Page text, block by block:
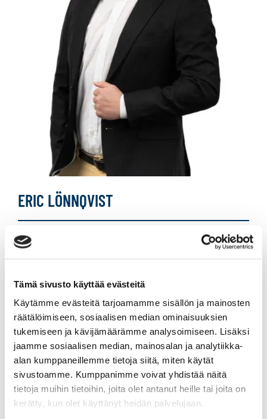
Tämä sivusto käyttää evästeitä
Käytämme evästeitä tarjoamamme sisällön ja mainosten
räätälöimiseen, sosiaalisen median ominaisuuksien
tukemiseen ja kävijämäärämme analysoimiseen. Lisäksi
jaamme sosiaalisen median, mainosalan ja analytiikka-
alan kumppaneillemme tietoja siitä, miten käytät
sivustoamme. Kumppanimme voivat yhdistää näitä
tietoja muihin tietoihin, joita olet antanut heille tai joita on
kerätty, kun olet käyttänyt heidän palvelujaan.
ERIC LÖNNQVIST
Myyntineuvottelija
Sp-Koti Raasepori | Raseborgs Bostadsapotek Ab Oy
+358 440 472 800
WhatsApp
eric.lonnqvist@spkoti.fi
Sp-Koti Raasepori
Sp-Koti Karjaa